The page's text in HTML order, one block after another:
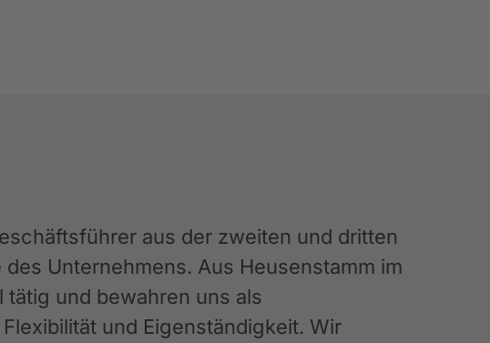
aus der zweiten und dritten
Unternehmens. Aus Heusenstamm im
und bewahren uns als
und Eigenständigkeit. Wir